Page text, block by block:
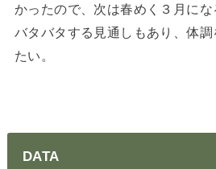
かったので、次は春めく３月に
バタバタする見通しもあり、体
たい。
DATA